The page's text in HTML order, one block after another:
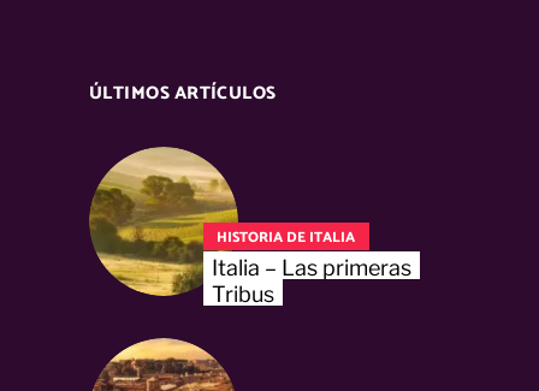
ÚLTIMOS ARTÍCULOS
HISTORIA DE ITALIA
Italia – Las primeras
Tribus